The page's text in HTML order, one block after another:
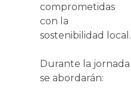
comprometidas
con la
sostenibilidad local.
Durante la jornada
se abordarán: